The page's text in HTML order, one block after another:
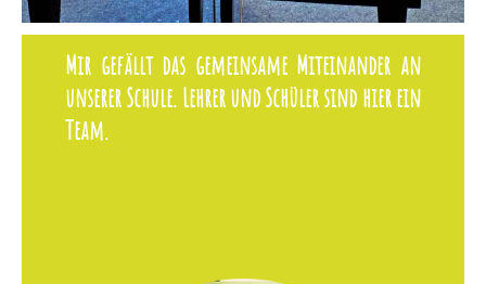
Mir gefällt das gemeinsame Miteinander an
unserer Schule. Lehrer und Schüler sind hier ein
Team.